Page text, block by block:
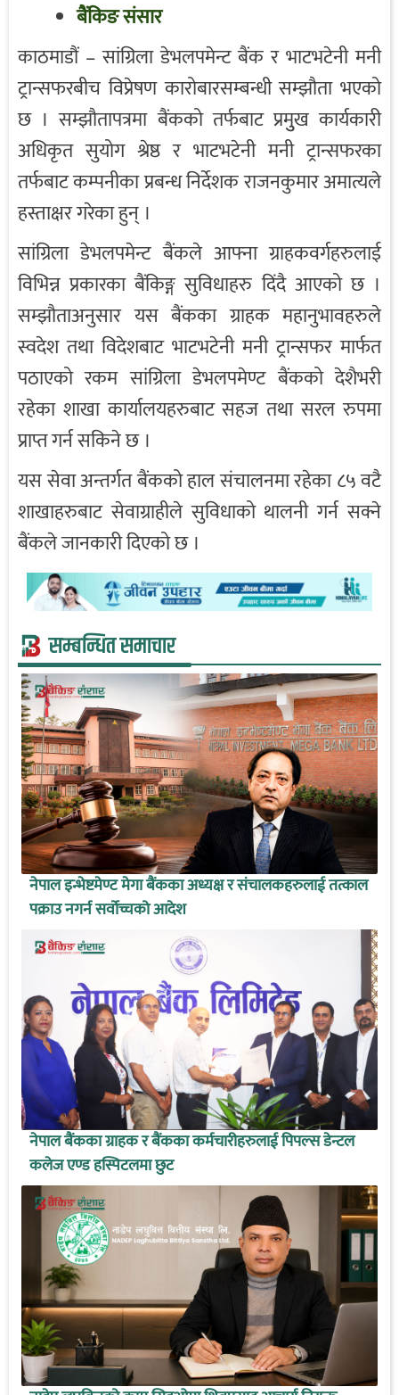
बैंकिङ संसार
काठमाडौं – सांग्रिला डेभलपमेन्ट बैंक र भाटभटेनी मनी
ट्रान्सफरबीच विप्रेषण कारोबारसम्बन्धी सम्झौता भएको
छ । सम्झौतापत्रमा बैंकको तर्फबाट प्रमुुख कार्यकारी
अधिकृत सुयोग श्रेष्ठ र भाटभटेनी मनी ट्रान्सफरका
तर्फबाट कम्पनीका प्रबन्ध निर्देशक राजनकुमार अमात्यले
हस्ताक्षर गरेका हुन् ।
सांग्रिला डेभलपमेन्ट बैंकले आफ्ना ग्राहकवर्गहरुलाई
विभिन्न प्रकारका बैंकिङ्ग सुविधाहरु दिंदै आएको छ ।
सम्झौताअनुसार यस बैंकका ग्राहक महानुभावहरुले
स्वदेश तथा विदेशबाट भाटभटेनी मनी ट्रान्सफर मार्फत
पठाएको रकम सांग्रिला डेभलपमेण्ट बैंकको देशैभरी
रहेका शाखा कार्यालयहरुबाट सहज तथा सरल रुपमा
प्राप्त गर्न सकिने छ ।
यस सेवा अन्तर्गत बैंकको हाल संचालनमा रहेका ८५ वटै
शाखाहरुबाट सेवाग्राहीले सुविधाको थालनी गर्न सक्ने
बैंकले जानकारी दिएको छ ।
सम्बन्धित समाचार
नेपाल इन्भेष्टमेण्ट मेगा बैंकका अध्यक्ष र संचालकहरुलाई तत्काल
पक्राउ नगर्न सर्वोच्चको आदेश
नेपाल बैंकका ग्राहक र बैंकका कर्मचारीहरुलाई पिपल्स डेन्टल
कलेज एण्ड हस्पिटलमा छुट